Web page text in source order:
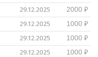
29.12.2025
2000 ₽
29.12.2025
1000 ₽
29.12.2025
1000 ₽
29.12.2025
1000 ₽